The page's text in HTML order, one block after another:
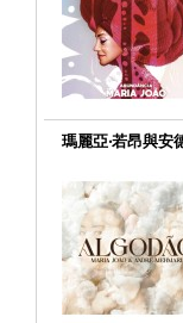
瑪麗亞‧若昂與安